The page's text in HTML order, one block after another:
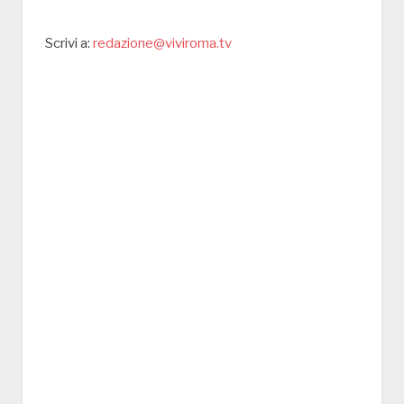
Scrivi a: redazione@viviroma.tv